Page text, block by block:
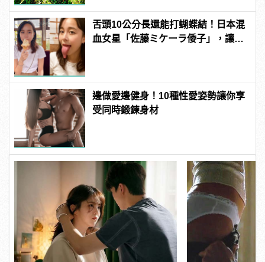
舌頭10公分長還能打蝴蝶結！日本混
血女星「佐藤ミケーラ倭子」，讓人
邊做愛邊健身！10種性愛姿勢讓你享
受同時鍛鍊身材